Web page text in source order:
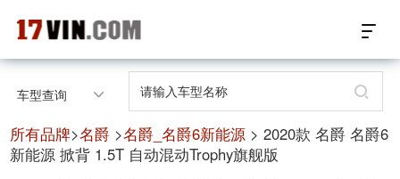
17VIN车架号查询首页
汽配数据开放接口
车型查询
所有品牌>名爵 >名爵_名爵6新能源 > 2020款 名爵 名爵6
新能源 掀背 1.5T 自动混动Trophy旗舰版